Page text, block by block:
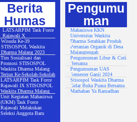
Berita
Humas
LATSARPIM Task Force
Rajawali X
Wisuda Ke-39
STISOSPOL Waskita
Dharma Malang 2023
Tim Sosialisasi dan
Promosi STISOSPOL
Waskita Dharma Malang
Terjun Ke-Sekolah-Sekolah
LATSARPIM Task Force
Rajawali IX STISOSPOL
Waskita Dharma Malang
Unit Kegiatan Mahasiswa
(UKM) Task Force
Rajawali Melakukan
Seleksi Anggota Baru
Pengumu
man
Mahasiswa KKN
Universitas Waskita
Dharma Serahkan Produk
Pertanian Organik di Desa
Majangtengah
Pengumuman Libur & Cuti
Bersama
Pengumuman UAS
Semester Ganji 2024
Stisospol Waskita Dharma
Gelar Buka Puasa Bersama
Marhaban Ya Ramadhan